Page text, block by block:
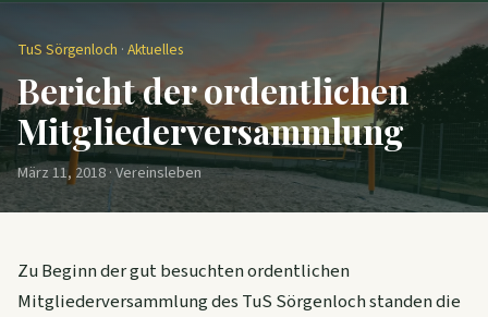
TuS Sörgenloch · Aktuelles
Bericht der ordentlichen
Mitgliederversammlung
März 11, 2018 · Vereinsleben
Zu Beginn der gut besuchten ordentlichen
Mitgliederversammlung des TuS Sörgenloch standen die